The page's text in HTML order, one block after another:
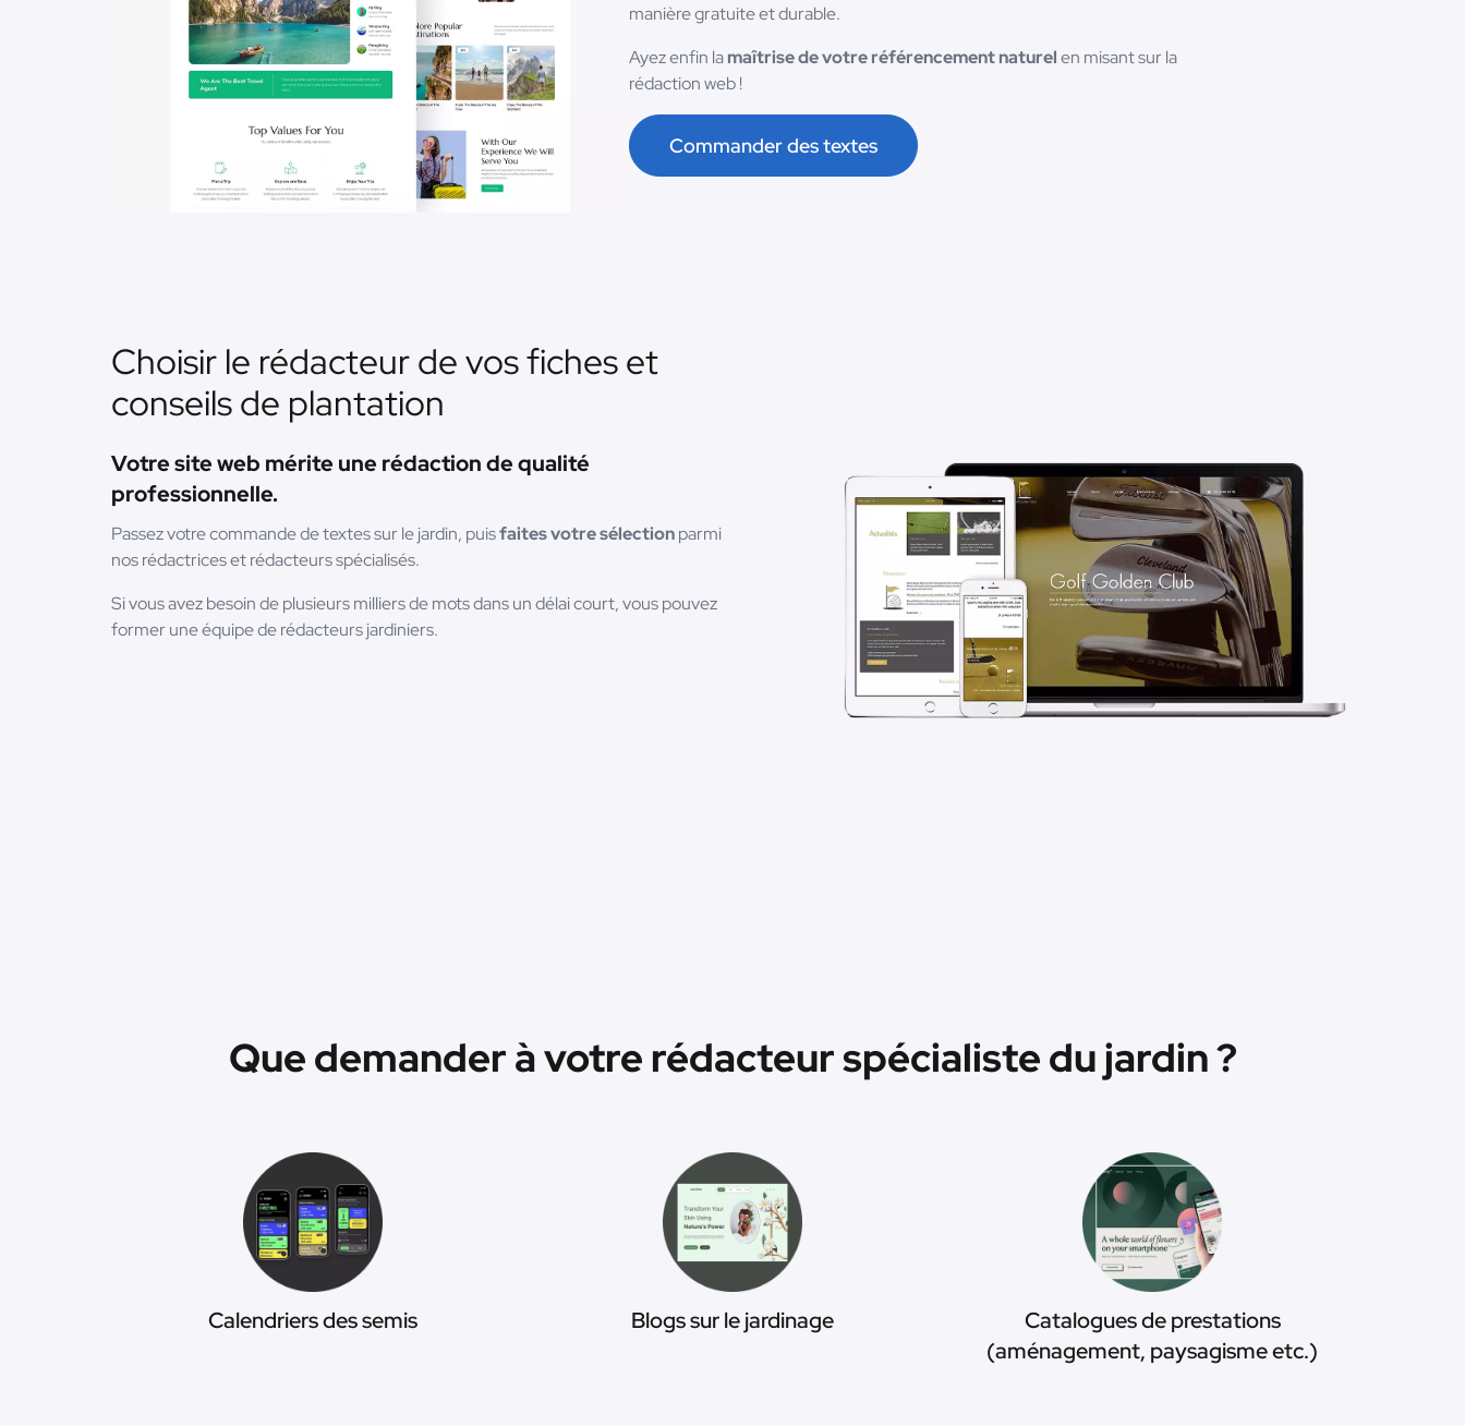
manière gratuite et durable.
Ayez enfin lamaîtrise de votre référencement naturelen misant sur la
rédaction web !
Commander des textes
Choisir le rédacteur de vos fiches et
conseils de plantation
Votre site web mérite une rédaction de qualité
professionnelle.
Passez votre commande de textes sur le jardin, puisfaites votre sélectionparmi
nos rédactrices et rédacteurs spécialisés.
Si vous avez besoin de plusieurs milliers de mots dans un délai court, vous pouvez
former une équipe de rédacteurs jardiniers.
Que demander à votre rédacteur spécialiste du jardin ?
Calendriers des semis Blogs sur le jardinage
Catalogues de prestations
(aménagement, paysagisme etc.)